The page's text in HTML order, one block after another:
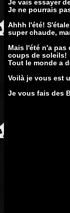
Je vais essayer
Je ne pourrais
Ahhh l'été!
super chaude,
Mais l'été n'a
coups de soleils!
Tout le monde a
Voilà je vous est
Je vous fais des